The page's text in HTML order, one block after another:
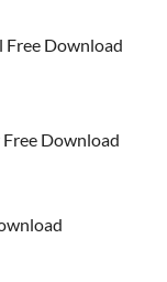
Download
Download